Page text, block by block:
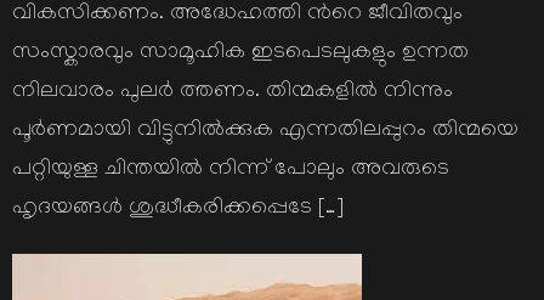
വികസിക്കണം. അദ്ധേഹത്തി ന്‍റെ ജീവിതവും
സംസ്കാരവും സാമൂഹിക ഇടപെടലുകളും ഉന്നത
നിലവാരം പുലര്‍ ത്തണം. തിന്മകളില്‍ നിന്നും
പൂര്‍ണമായി വിട്ടുനില്‍ക്കുക എന്നതിലപ്പുറം തിന്മയെ
പറ്റിയുള്ള ചിന്തയില്‍ നിന്ന് പോലും അവരുടെ
ഹൃദയങ്ങള്‍ ശുദ്ധീകരിക്കപ്പെടേ […]